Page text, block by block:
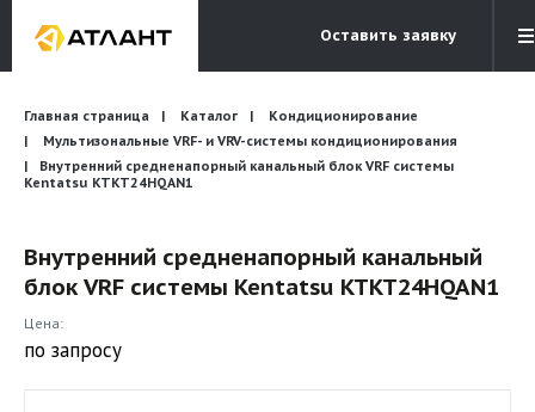
Оставить заявку
Электронная почта
info@atlantcompany.ru
Бесплатный звонок
8 (495) 532-45-07
Бренды
Каталоги
Главная страница Каталог
Кондиционирование
Мультизональные VRF- и VRV-системы кондиционирования
Внутренний средненапорный канальный блок VRF системы
Kentatsu KTKT24HQAN1
Внутренний средненапорный канальный
блок VRF системы Kentatsu KTKT24HQAN1
Цена:
по запросу